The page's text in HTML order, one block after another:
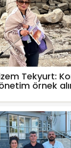
Tekyurt:
örnek